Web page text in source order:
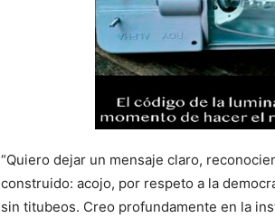
“Quiero dejar un mensaje claro,
construido: acojo, por respeto a la
sin titubeos. Creo profundamente en la